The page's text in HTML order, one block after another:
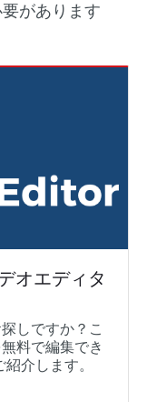
があります
オエディタ
しですか？こ
料で編集でき
介します。